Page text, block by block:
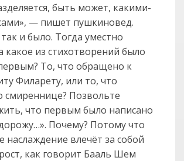
быть может, какими-
— пишет пушкиновед.
и было. Тогда уместно
какое из стихотворений было
То, что обращено к
Филарету, или то, что
смиреннице? Позвольте
что первым было написано
Почему? Потому что
наслаждение влечёт за собой
как говорит Бааль Шем